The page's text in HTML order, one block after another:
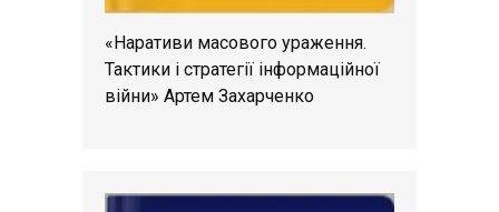
«Наративи масового ураження.
Тактики і стратегії інформаційної
війни» Артем Захарченко